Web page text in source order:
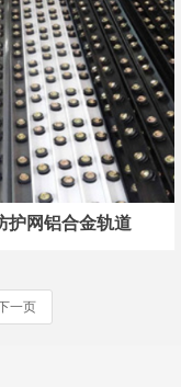
护网铝合金轨道
一页